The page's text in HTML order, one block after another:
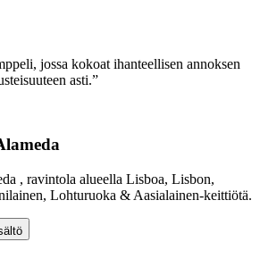
jossa kokoat ihanteellisen annoksen
asti.
, ravintola alueella Lisboa, Lisbon,
Lohturuoka & Aasialainen-keittiötä.